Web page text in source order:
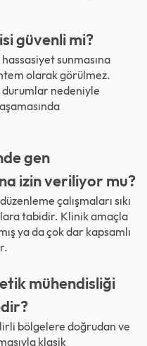
güvenli mi?
sunmasına
olarak görülmez.
durumlar nedeniyle
gen
izin veriliyor mu?
çalışmaları sıkı
tabidir. Klinik amaçla
ya da çok dar kapsamlı
mühendisliği
bölgelere doğrudan ve
klasik